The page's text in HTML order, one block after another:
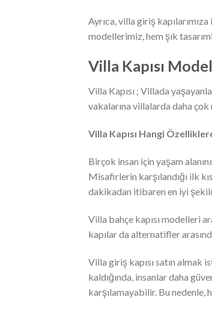
Ayrıca, villa giriş
modellerimiz, hem şık
Villa Kapısı
Villa Kapısı ; Villada
vakalarına villalarda daha çok
Villa Kapısı Hangi
Birçok insan için yaşam
Misafirlerin karşılandığı ilk
dakikadan itibaren en iyi
Villa bahçe kapısı modelleri
kapılar da alternatifler
Villa giriş kapısı satın
kaldığında, insanlar daha
karşılamayabilir. Bu nedenle,